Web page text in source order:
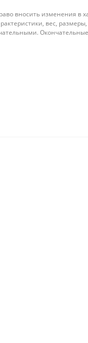
вносить изменения в
вес,